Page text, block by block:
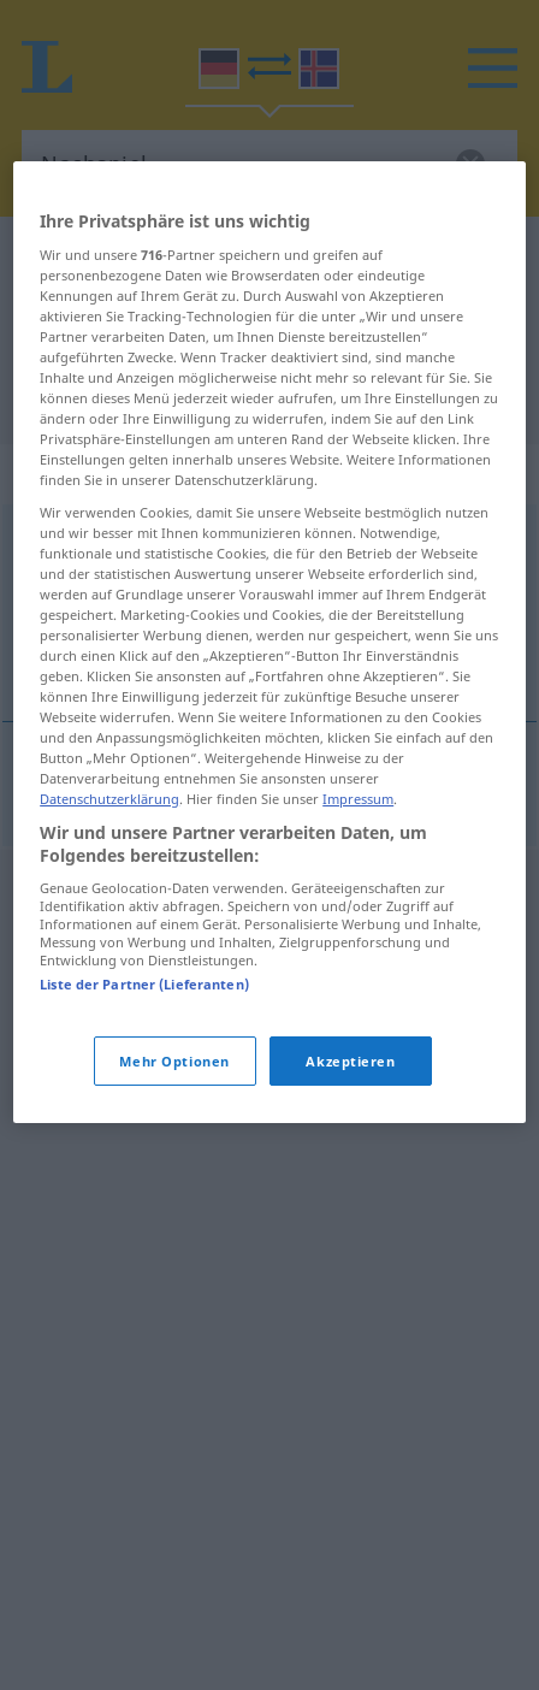
Deutsch-Isländisch Wörterbuch Nachspiel
Deutsch-Isländisch Übersetzung
für "Nachspiel"
"Nachspiel" Isländisch Übersetzung
„Nachspiel“: Neutrum
Nachspieln
Übersicht aller Übersetzungen
(Für mehr Details die Übersetzung anklicken/antippen)
eftirleikur
eftirleikurm Nachspiel
Ihre Privatsphäre ist uns wichtig
Wir und unsere716-Partner speichern und greifen auf
personenbezogene Daten wie Browserdaten oder eindeutige
Kennungen auf Ihrem Gerät zu. Durch Auswahl von Akzeptieren
aktivieren Sie Tracking-Technologien für die unter „Wir und unsere
Partner verarbeiten Daten, um Ihnen Dienste bereitzustellen“
aufgeführten Zwecke. Wenn Tracker deaktiviert sind, sind manche
Inhalte und Anzeigen möglicherweise nicht mehr so relevant für Sie. Sie
können dieses Menü jederzeit wieder aufrufen, um Ihre Einstellungen zu
ändern oder Ihre Einwilligung zu widerrufen, indem Sie auf den Link
Privatsphäre-Einstellungen am unteren Rand der Webseite klicken. Ihre
Einstellungen gelten innerhalb unseres Website. Weitere Informationen
finden Sie in unserer Datenschutzerklärung.
Wir verwenden Cookies, damit Sie unsere Webseite bestmöglich nutzen
und wir besser mit Ihnen kommunizieren können. Notwendige,
funktionale und statistische Cookies, die für den Betrieb der Webseite
und der statistischen Auswertung unserer Webseite erforderlich sind,
werden auf Grundlage unserer Vorauswahl immer auf Ihrem Endgerät
gespeichert. Marketing-Cookies und Cookies, die der Bereitstellung
personalisierter Werbung dienen, werden nur gespeichert, wenn Sie uns
durch einen Klick auf den „Akzeptieren“-Button Ihr Einverständnis
geben. Klicken Sie ansonsten auf „Fortfahren ohne Akzeptieren“. Sie
können Ihre Einwilligung jederzeit für zukünftige Besuche unserer
Webseite widerrufen. Wenn Sie weitere Informationen zu den Cookies
und den Anpassungsmöglichkeiten möchten, klicken Sie einfach auf den
Button „Mehr Optionen“. Weitergehende Hinweise zu der
Datenverarbeitung entnehmen Sie ansonsten unserer
Datenschutzerklärung. Hier finden Sie unserImpressum.
Wir und unsere Partner verarbeiten Daten, um
Folgendes bereitzustellen:
Genaue Geolocation-Daten verwenden. Geräteeigenschaften zur
Identifikation aktiv abfragen. Speichern von und/oder Zugriff auf
Informationen auf einem Gerät. Personalisierte Werbung und Inhalte,
Messung von Werbung und Inhalten, Zielgruppenforschung und
Entwicklung von Dienstleistungen.
Liste der Partner (Lieferanten)
Mehr Optionen Akzeptieren